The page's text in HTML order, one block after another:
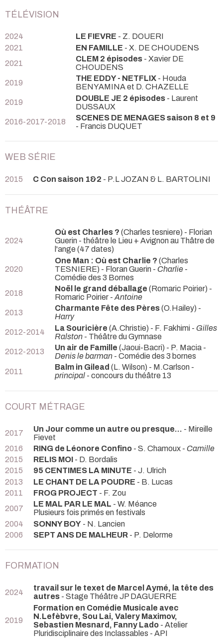
TÉLÉVISION
2024 LE FIEVRE - Z. DOUERI
2021
EN FAMILLE - X. DE CHOUDENS
2021
CLEM 2 épisodes - Xavier DE
CHOUDENS
2019
THE EDDY - NETFLIX - Houda
BENYAMINA et D. CHAZELLE
2019
DOUBLE JE 2 épisodes - Laurent
DUSSAUX
2016-2017-2018
SCENES DE MENAGES saison 8 et 9
- Francis DUQUET
WEB SÉRIE
2015 C Con saison 1&2 - P.L JOZAN & L. BARTOLINI
THÉÂTRE
2024
Où est Charles ? (Charles tesniere) - Florian
Guerin - théâtre le Lieu + Avignon au Thâtre de
l'ange (47 dates)
2020
One Man : Où est Charlie ? (Charles
TESNIERE) - Floran Guerin - Charlie -
Comédie des 3 Bornes
2018
Noël le grand déballage (Romaric Poirier) -
Romaric Poirier - Antoine
2013
Charmante Fête des Pères(O.Hailey) -
Harry
2012-2014
La Souricière (A.Christie) - F. Fakhimi - Gilles
Ralston - Théâtre du Gymnase
2012-2013
Un air de Famille (Jaoui-Bacri) - P. Macia -
Denis le barman - Comédie des 3 bornes
2011
Balm in Gilead (L. Wilson) - M.Carlson -
principal - concours du théâtre 13
COURT MÉTRAGE
2017 Un Jour comme un autre ou presque... - Mireille
Fievet
2016
RING de Léonore Confino - S. Chamoux - Camille
2015
RELIS MOI - D. Bordalis
2015
95 CENTIMES LA MINUTE - J. Ulrich
2013
LE CHANT DE LA POUDRE - B. Lucas
2011
FROG PROJECT - F. Zou
2007
LE MAL PAR LE MAL - W. Méance
Plusieurs fois primés en festivals
2004
SONNY BOY - N. Lancien
2006
SEPT ANS DE MALHEUR - P. Delorme
FORMATION
2024
travail sur le texet de Marcel Aymé, la tête des
autres - Stage Théâtre JP DAGUERRE
2019
Formation en Comédie Musicale avec
N.Lefèbvre, Sou Lai, Valery Maximov,
Sebastien Mesnard, Fanny Lado - Atelier
Pluridisciplinaire des Inclassables - API